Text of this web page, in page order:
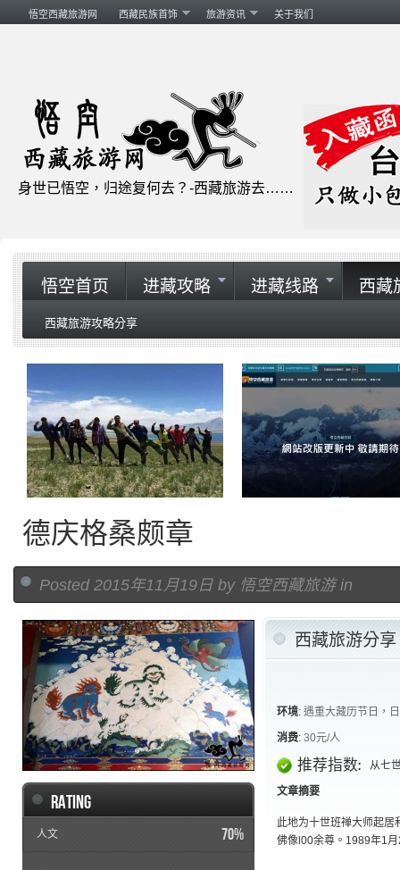
悟空西藏旅游网 西藏民族首饰 旅游资讯 关于我们
身世已悟空，归途复何去？-西藏旅游去……
悟空首页 进藏攻略 进藏线路 西藏
西藏旅游攻略分享
横贯秘境西藏江南珠峰之旅 悟空西藏旅遊【新站開啓】
德庆格桑颇章
Posted 2015年11月19日 by 悟空西藏旅游 in
Rating
人文 70%
西藏旅游分享
环境: 遇重大藏历节日，
消费: 30元/人
推荐指数: 从七
文章摘要
此地为十世班禅大师起居
佛像l00余尊。1989年1